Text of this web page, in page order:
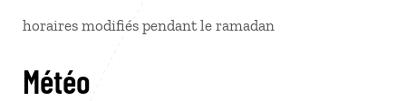
horaires modifiés pendant le ramadan
Météo